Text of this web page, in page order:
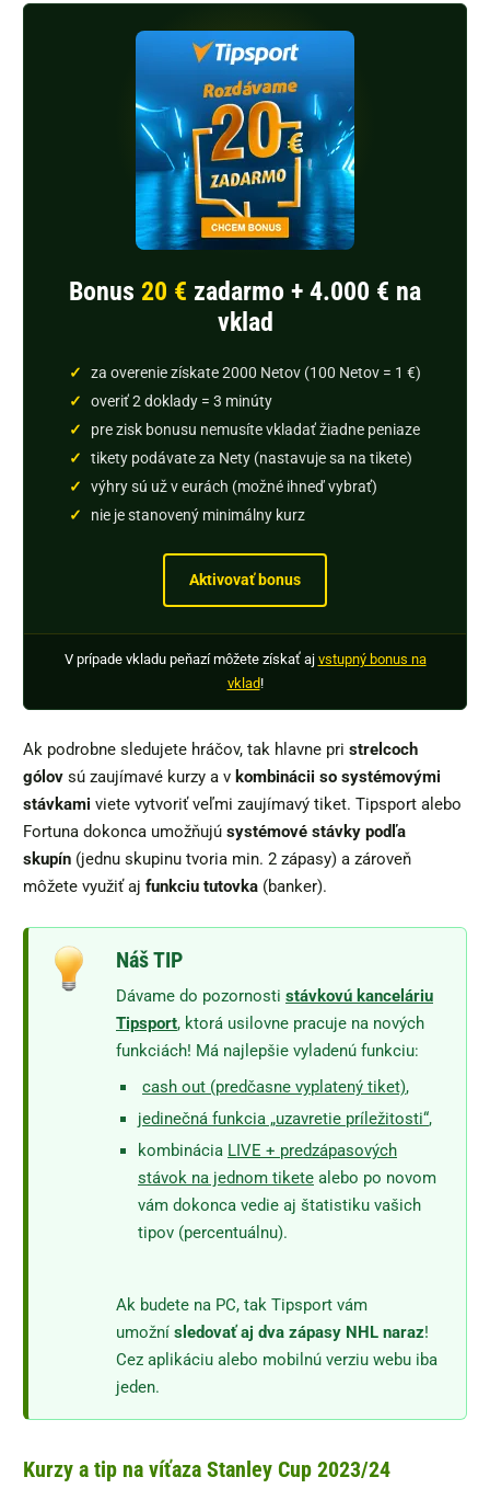
Bonus 20 € zadarmo + 4.000 € na
vklad
za overenie získate 2000 Netov (100 Netov = 1 €)
overiť 2 doklady = 3 minúty
pre zisk bonusu nemusíte vkladať žiadne peniaze
tikety podávate za Nety (nastavuje sa na tikete)
výhry sú už v eurách (možné ihneď vybrať)
nie je stanovený minimálny kurz
Aktivovať bonus
V prípade vkladu peňazí môžete získať aj vstupný bonus na
vklad!
Ak podrobne sledujete hráčov, tak hlavne pri strelcoch
gólov sú zaujímavé kurzy a v kombinácii so systémovými
stávkami viete vytvoriť veľmi zaujímavý tiket. Tipsport alebo
Fortuna dokonca umožňujú systémové stávky podľa
skupín (jednu skupinu tvoria min. 2 zápasy) a zároveň
môžete využiť aj funkciu tutovka (banker).
Náš TIP
Dávame do pozornosti stávkovú kanceláriu
Tipsport, ktorá usilovne pracuje na nových
funkciách! Má najlepšie vyladenú funkciu:
cash out (predčasne vyplatený tiket),
jedinečná funkcia „uzavretie príležitosti“,
kombinácia LIVE + predzápasových
stávok na jednom tikete alebo po novom
vám dokonca vedie aj štatistiku vašich
tipov (percentuálnu).
Ak budete na PC, tak Tipsport vám
umožní sledovať aj dva zápasy NHL naraz!
Cez aplikáciu alebo mobilnú verziu webu iba
jeden.
Kurzy a tip na víťaza Stanley Cup 2023/24